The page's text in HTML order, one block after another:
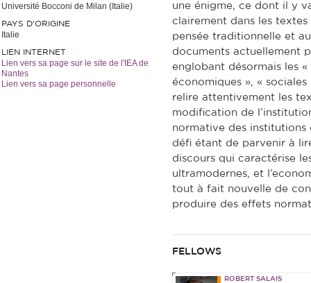
Université Bocconi de Milan (Italie)
PAYS D'ORIGINE
Italie
LIEN INTERNET
Lien vers sa page sur le site de l'IEA de
Nantes
Lien vers sa page personnelle
une énigme, ce dont il y
clairement dans les
pensée traditionnelle et
documents actuellement
englobant désormais les «
économiques », «
relire attentivement les
modification de
normative des institutions
défi étant de parvenir à
discours qui caractérise
ultramodernes, et
tout à fait nouvelle de
produire des effets
FELLOWS
ROBERT SALAIS